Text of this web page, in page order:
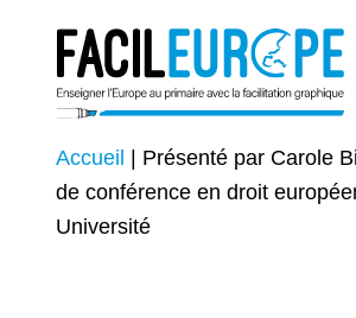
Accueil
Présenté par Carole
de conférence en droit
Université